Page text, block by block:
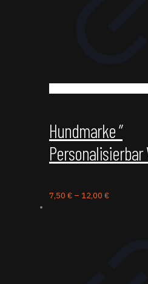
Hundmarke ”
7,50 € – 12,00 €